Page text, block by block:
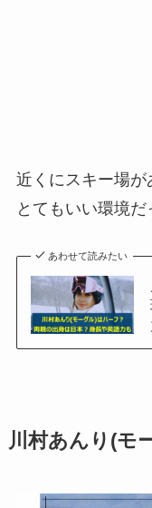
近くにスキー場
とてもいい環境だ
あわせて読みたい
川村あんり(モ